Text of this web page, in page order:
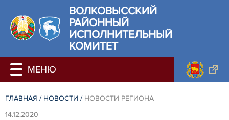
ВОЛКОВЫССКИЙ
РАЙОННЫЙ
ИСПОЛНИТЕЛЬНЫЙ
КОМИТЕТ
ГЛАВНАЯ / НОВОСТИ / НОВОСТИ РЕГИОНА
14.12.2020